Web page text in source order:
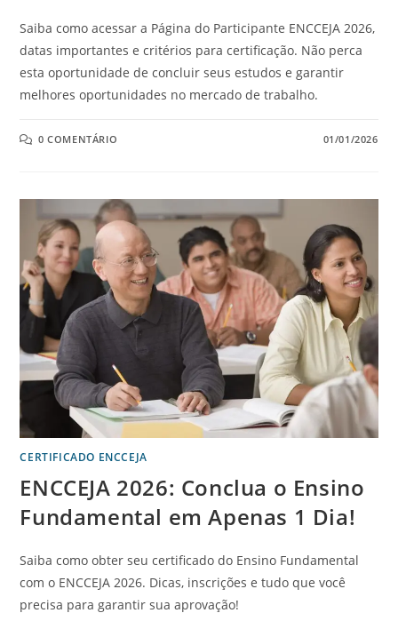
Saiba como acessar a Página do Participante ENCCEJA 2026,
datas importantes e critérios para certificação. Não perca
esta oportunidade de concluir seus estudos e garantir
melhores oportunidades no mercado de trabalho.
0 COMENTÁRIO 01/01/2026
CERTIFICADO ENCCEJA
ENCCEJA 2026: Conclua o Ensino
Fundamental em Apenas 1 Dia!
Saiba como obter seu certificado do Ensino Fundamental
com o ENCCEJA 2026. Dicas, inscrições e tudo que você
precisa para garantir sua aprovação!